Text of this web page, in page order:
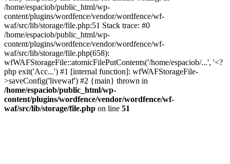
/home/espaciob/public_html/wp-
content/plugins/wordfence/vendor/wordfence/wf-
waf/src/lib/storage/file.php:51 Stack trace: #0
/home/espaciob/public_html/wp-
content/plugins/wordfence/vendor/wordfence/wf-
waf/src/lib/storage/file.php(658):
wfWAFStorageFile::atomicFilePutContents('/home/espaciob/...', '<?
php exit('Acc...') #1 [internal function]: wfWAFStorageFile-
>saveConfig('livewaf') #2 {main} thrown in
/home/espaciob/public_html/wp-
content/plugins/wordfence/vendor/wordfence/wf-
waf/src/lib/storage/file.php on line 51